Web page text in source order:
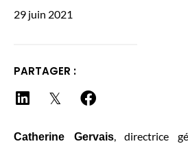
29 juin 2021
PARTAGER :
Catherine Gervais, directrice